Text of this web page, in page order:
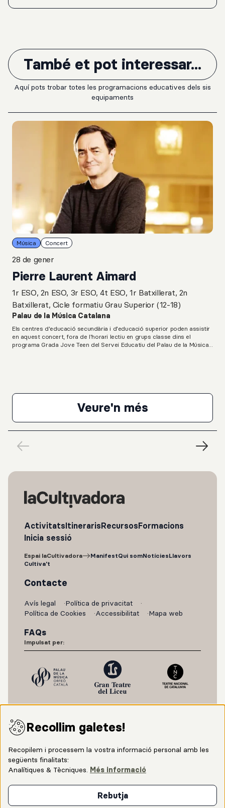
També et pot interessar...
Aquí pots trobar totes les programacions educatives dels sis
equipaments
Música Concert
28 de gener
Pierre Laurent Aimard
1r ESO, 2n ESO, 3r ESO, 4t ESO, 1r Batxillerat, 2n
Batxillerat, Cicle formatiu Grau Superior (12-18)
Palau de la Música Catalana
Els centres d'educació secundària i d'educació superior poden assistir
en aquest concert, fora de l'horari lectiu en grups classe dins el
programa Grada Jove Teen del Servei Educatiu del Palau de la Música
Veure'n mésPierre Laurent
ActivitatsItinerarisRecursosFormacions
Inicia sessió
Espai laCultivadora ManifestQui somNotíciesLlavors
Cultiva't
Contacte
Avís legal
Política de privacitat
Política de Cookies
Accessibilitat Mapa web
FAQs
Impulsat per:
Amb el suport de:
Recollim galetes!
Recopilem i processem la vostra informació personal amb les
següents finalitats:
Analítiques & Tècniques. Més informació
Rebutja